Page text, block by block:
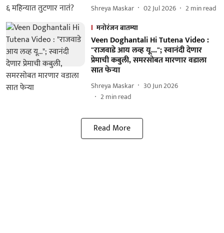
Shreya Maskar 02 Jul 2026 2min read
मनोरंजन बातम्या
Veen Doghantali Hi Tutena Video :
"राजवाडे आय लव्ह यू..."; स्वानंदी देणार
प्रेमाची कबुली, समरसोबत मारणार वडाला
सात फेऱ्या
Shreya Maskar
30 Jun 2026
2min read
Read More